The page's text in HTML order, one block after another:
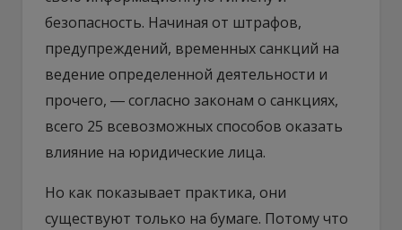
безопасность. Начиная от штрафов,
предупреждений, временных санкций на
ведение определенной деятельности и
прочего, ― согласно законам о санкциях,
всего 25 всевозможных способов оказать
влияние на юридические лица.
Но как показывает практика, они
существуют только на бумаге. Потому что